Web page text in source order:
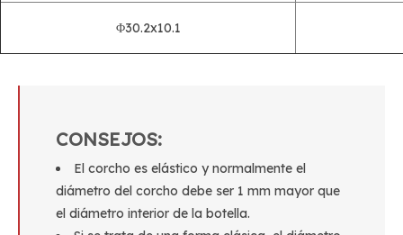
Φ30.2x10.1
CONSEJOS:
El corcho es elástico y normalmente el
diámetro del corcho debe ser 1 mm mayor que
el diámetro interior de la botella.